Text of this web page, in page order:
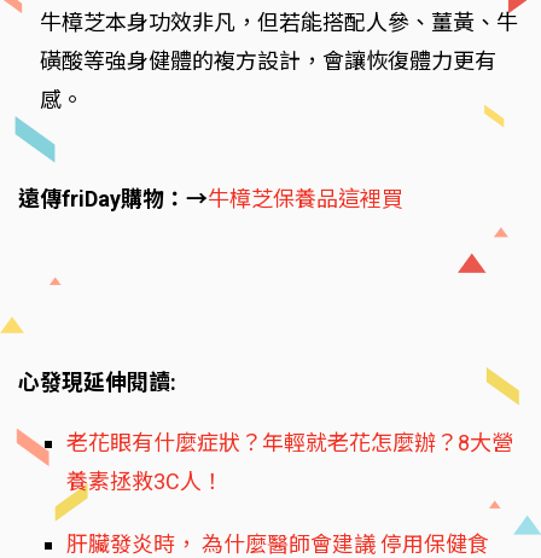
牛樟芝本身功效非凡，但若能搭配人參、薑黃、牛
磺酸等強身健體的複方設計，會讓恢復體力更有
感。
遠傳friDay購物：→牛樟芝保養品這裡買
心發現延伸閱讀:
老花眼有什麼症狀？年輕就老花怎麼辦？8大營
養素拯救3C人！
肝臟發炎時， 為什麼醫師會建議 停用保健食